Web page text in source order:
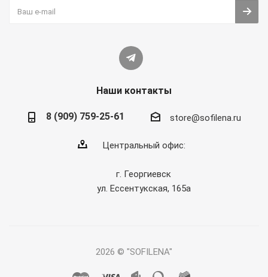
Наши контакты
8 (909) 759-25-61 store@sofilena.ru
Центральный офис:
г. Георгиевск
ул. Ессентукская, 165а
2026 © "SOFILENA"